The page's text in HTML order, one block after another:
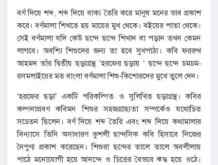
বর্ণ দিয়ে শব্দ, শব্দ দিয়ে বাক্য তৈরি করে মানুষ মনের ভাব প্রকাশ
করে। বর্ণমালা শিখতে হয় মায়ের মুখ থেকে। বইয়ের পাতা থেকে।
সেই বর্ণমালা যদি কেউ ছন্দে ছন্দে শিখান বা পড়ান তখন কেমন
লাগবে। অবশ্যি শিশুদের জন্য তা হবে সুখপাঠ্য। কবি ফররুখ
আহমদ তাঁর দ্বিতীয় ছড়াগ্রন্থ ‘হরফের ছড়ায় ‘ ছন্দে ছন্দে চমচম-
রসমলাইয়ের মত বাংলা বর্ণমালা শিশু-কিশোরদের মুখে তুলে দেন।
‘হরফের ছড়া’ একটি পরিকল্পিত ও সুলিখিত ছড়াগ্রন্থ। কবির
কল্পনাপ্রবণ কবিমন শিশুর সহজগ্রাহ্যতা সম্পর্কেও যথোচিত
সচেতন ছিলেন। বর্ণ দিয়ে শব্দ তৈরি এবং শব্দ দিয়ে কথামালার
বিন্যাসে তিনি অসাধারণ কুশলী ছান্দসিক কবি হিসাবে নিজের
নৈপুণ্য প্রকাশ করেছেন। শিশুরা ছন্দের তালে তালে অবলীলায়
পাঠে মনোযোগী হয়ে আনন্দে ও চিত্তের বৈভবে ঋদ্ধ হয়ে ওঠে।